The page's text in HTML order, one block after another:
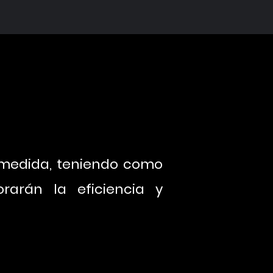
teniendo como
la eficiencia y